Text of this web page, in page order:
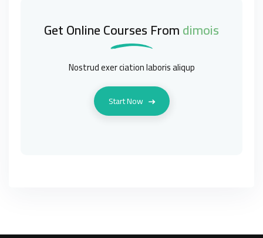
Get Online Courses Fromdimois
Nostrud exer ciation laboris aliqup
Start Now